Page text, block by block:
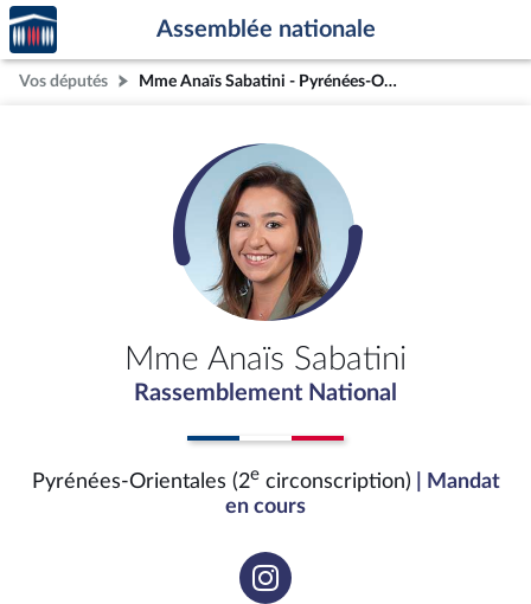
Aller au contenu
Aller en bas de la page
Accèder
à la
page
d'accueil
Assemblée nationale
Vos députés Mme Anaïs Sabatini - Pyrénées-Orientales (2e circonscription)
Mme Anaïs Sabatini
Rassemblement National
Pyrénées-Orientales (2ecirconscription)
| Mandat
en cours
Voir
la